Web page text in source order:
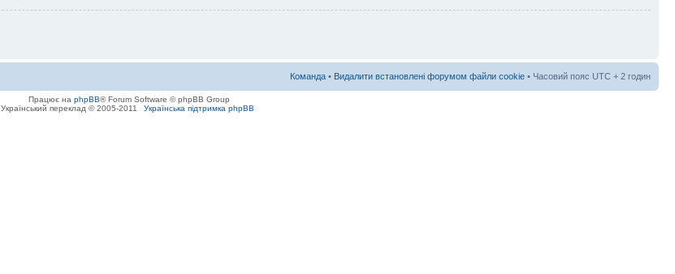
Команда • Видалити встановлені форумом файли cookie • Часовий пояс UTC + 2 годин
Працює на phpBB® Forum Software © phpBB Group
Український переклад © 2005-2011
Українська підтримка phpBB